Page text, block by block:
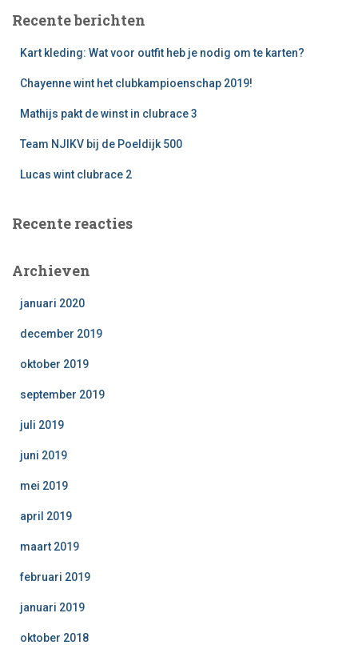
n
Recente berichten
Kart kleding: Wat voor outfit heb je nodig om te karten?
Chayenne wint het clubkampioenschap 2019!
Mathijs pakt de winst in clubrace 3
Team NJIKV bij de Poeldijk 500
Lucas wint clubrace 2
Recente reacties
Archieven
januari 2020
december 2019
oktober 2019
september 2019
juli 2019
juni 2019
mei 2019
april 2019
maart 2019
februari 2019
januari 2019
oktober 2018